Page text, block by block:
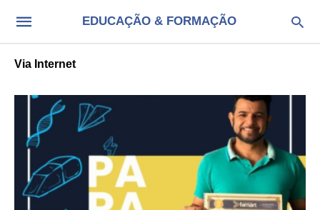
EDUCAÇÃO & FORMAÇÃO
Via Internet